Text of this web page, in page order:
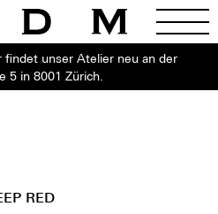
unser Atelier neu an der
5 in 8001 Zürich.
RED